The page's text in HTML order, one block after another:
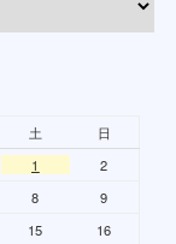
土
日
1
2
8
9
15
16